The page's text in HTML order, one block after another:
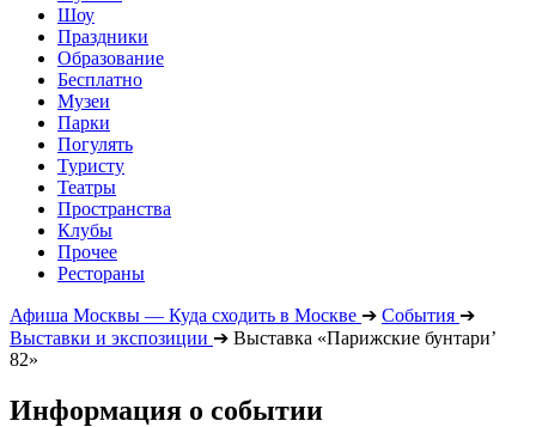
Шоу
Праздники
Образование
Бесплатно
Музеи
Парки
Погулять
Туристу
Театры
Пространства
Клубы
Прочее
Рестораны
Афиша Москвы — Куда сходить в Москве ➔ События ➔
Выставки и экспозиции ➔ Выставка «Парижские бунтари’
82»
Информация о событии